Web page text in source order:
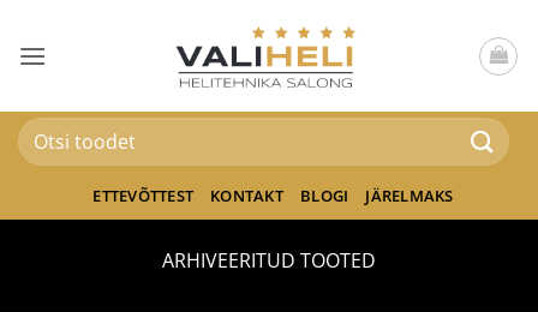
content
Otsi:
ETTEVÕTTEST KONTAKT BLOGI JÄRELMAKS
ARHIVEERITUD TOOTED